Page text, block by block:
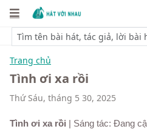
Trang chủ
Tình ơi xa rồi
Thứ Sáu, tháng 5 30, 2025
Tình ơi xa rồi | Sáng tác: Đang